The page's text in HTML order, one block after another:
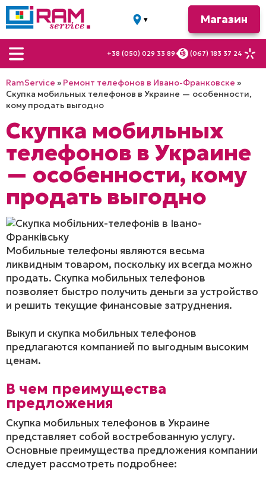
▾
ул.
Волчинецкая, 28
ул.
Николайчука, 16а
22
Магазин
+38 (050) 029 33 89+38 (067) 183 37 24
RamService » Ремонт телефонов в Ивано-Франковске »
Скупка мобильных телефонов в Украине — особенности,
кому продать выгодно
Скупка мобильных
телефонов в Украине
— особенности, кому
продать выгодно
Мобильные телефоны являются весьма
ликвидным товаром, поскольку их всегда можно
продать. Скупка мобильных телефонов
позволяет быстро получить деньги за устройство
и решить текущие финансовые затруднения.
Выкуп и скупка мобильных телефонов
предлагаются компанией по выгодным высоким
ценам.
В чем преимущества
предложения
Скупка мобильных телефонов в Украине
представляет собой востребованную услугу.
Основные преимущества предложения компании
следует рассмотреть подробнее: